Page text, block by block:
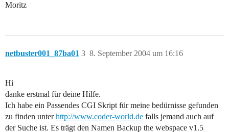
Moritz
netbuster001_87ba01 8. September 2004 um 16:16
3
Hi
danke erstmal für deine Hilfe.
Ich habe ein Passendes CGI Skript für meine bedürnisse gefunden
zu finden unterhttp://www.coder-world.de falls jemand auch auf
der Suche ist. Es trägt den Namen Backup the webspace v1.5